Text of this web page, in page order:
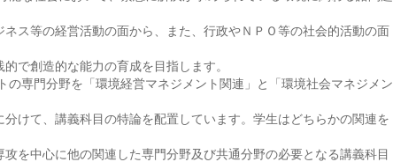
ネス等の経営活動の面から、また、行政やＮＰＯ等の社会的活動の面
で創造的な能力の育成を目指します。
の専門分野を「環境経営マネジメント関連」と「環境社会マネジメン
分けて、講義科目の特論を配置しています。学生はどちらかの関連を
攻を中心に他の関連した専門分野及び共通分野の必要となる講義科目